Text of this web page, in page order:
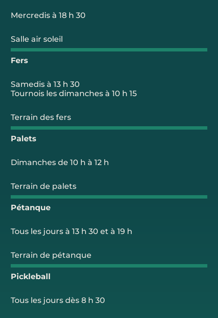
Mercredis à 18 h 30
Salle air soleil
Fers
Samedis à 13 h 30
Tournois les dimanches à 10 h 15
Terrain des fers
Palets
Dimanches de 10 h à 12 h
Terrain de palets
Pétanque
Tous les jours à 13 h 30 et à 19 h
Terrain de pétanque
Pickleball
Tous les jours dès 8 h 30